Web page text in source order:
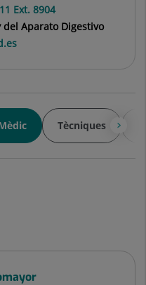
Ext. 8904
del Aparato Digestivo
Tècniques